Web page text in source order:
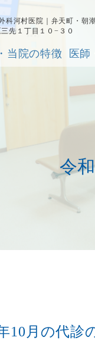
科河村医院｜弁天町・朝
先１丁目１０−３０
当院の特徴 医師
令
10月の代診